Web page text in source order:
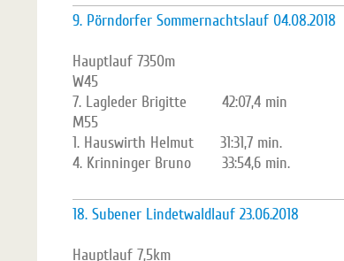
9. Pörndorfer Sommernachtslauf 04.08.2018
Hauptlauf 7350m
W45
7. Lagleder Brigitte 42:07,4 min
M55
1. Hauswirth Helmut 31:31,7 min.
4. Krinninger Bruno 33:54,6 min.
18. Subener Lindetwaldlauf 23.06.2018
Hauptlauf 7,5km